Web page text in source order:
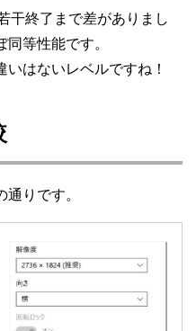
干終了まで差がありまし
等性能です。
はないレベルですね！
りです。